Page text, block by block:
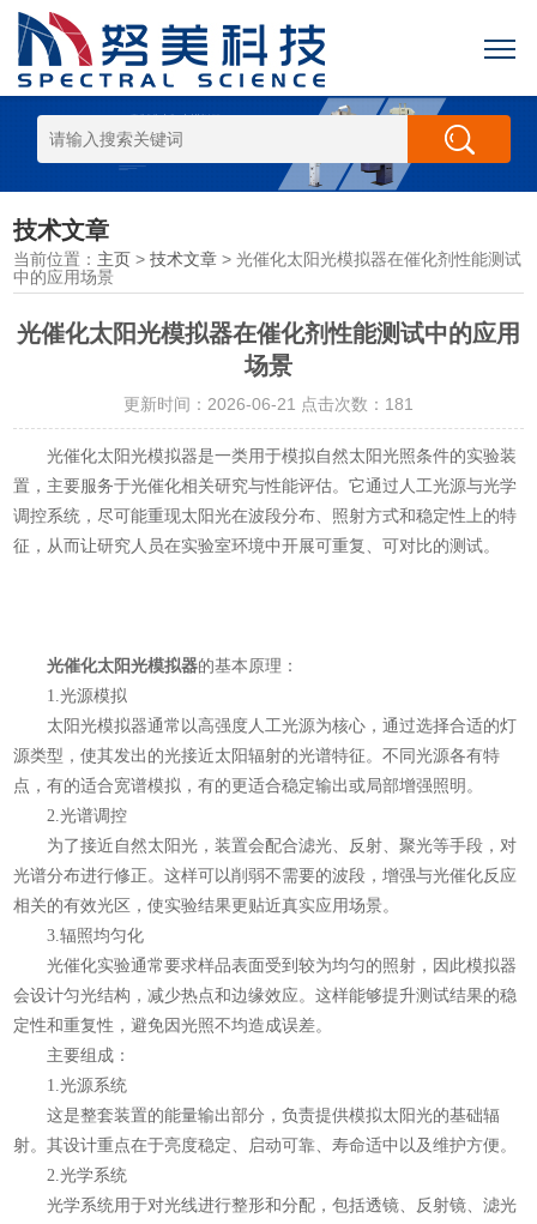
技术文章
当前位置： 主页 >技术文章 > 光催化太阳光模拟器在催化剂性能测试
中的应用场景
光催化太阳光模拟器在催化剂性能测试中的应用
场景
更新时间：2026-06-21 点击次数：181
光催化太阳光模拟器是一类用于模拟自然太阳光照条件的实验装
置，主要服务于光催化相关研究与性能评估。它通过人工光源与光学
调控系统，尽可能重现太阳光在波段分布、照射方式和稳定性上的特
征，从而让研究人员在实验室环境中开展可重复、可对比的测试。
光催化太阳光模拟器的基本原理：
1.光源模拟
太阳光模拟器通常以高强度人工光源为核心，通过选择合适的灯
源类型，使其发出的光接近太阳辐射的光谱特征。不同光源各有特
点，有的适合宽谱模拟，有的更适合稳定输出或局部增强照明。
2.光谱调控
为了接近自然太阳光，装置会配合滤光、反射、聚光等手段，对
光谱分布进行修正。这样可以削弱不需要的波段，增强与光催化反应
相关的有效光区，使实验结果更贴近真实应用场景。
3.辐照均匀化
光催化实验通常要求样品表面受到较为均匀的照射，因此模拟器
会设计匀光结构，减少热点和边缘效应。这样能够提升测试结果的稳
定性和重复性，避免因光照不均造成误差。
主要组成：
1.光源系统
这是整套装置的能量输出部分，负责提供模拟太阳光的基础辐
射。其设计重点在于亮度稳定、启动可靠、寿命适中以及维护方便。
2.光学系统
光学系统用于对光线进行整形和分配，包括透镜、反射镜、滤光